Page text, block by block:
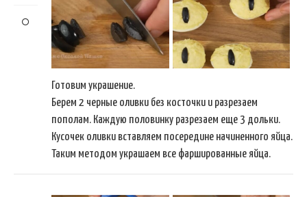
Готовим украшение.
Берем 2 черные оливки без косточки и разрезаем
пополам. Каждую половинку разрезаем еще 3 дольки.
Кусочек оливки вставляем посередине начиненного яйца.
Таким методом украшаем все фаршированные яйца.